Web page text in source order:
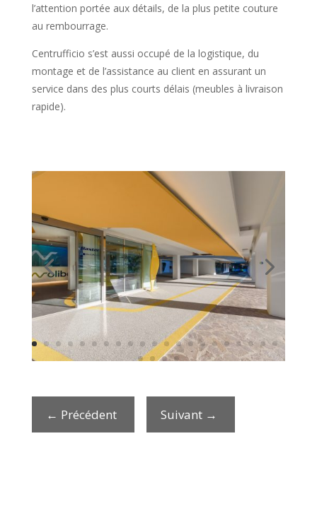
l’attention portée aux détails, de la plus petite couture
au rembourrage.
Centrufficio s’est aussi occupé de la logistique, du
montage et de l’assistance au client en assurant un
service dans des plus courts délais (meubles à livraison
rapide).
← Précédent Suivant →